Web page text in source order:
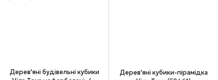
Дерев'яні будівельні кубики
Дерев'яні кубики-пірамідка